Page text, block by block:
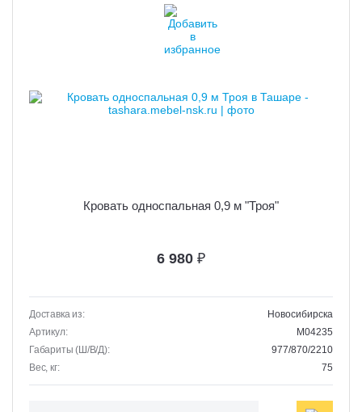
Кровать односпальная 0,9 м "Троя"
6 980 ₽
Доставка из:
Новосибирска
Артикул:
M04235
Габариты (Ш/В/Д):
977/870/2210
Вес, кг:
75